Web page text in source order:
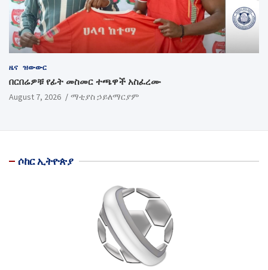
ዜና ዝውውር
በርበሬዎቹ የፊት መስመር ተጫዋች አስፈረሙ
August 7, 2026 ማቲያስ ኃይለማርያም
ሶከር ኢትዮጵያ